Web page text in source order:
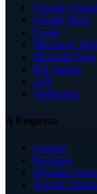
Google
Google Meet
Zoom
Microsoft
Mercado Pago
RD Station
API
Webhooks
A Empresa
Contato
Parcerias
Dúvidas
Agende